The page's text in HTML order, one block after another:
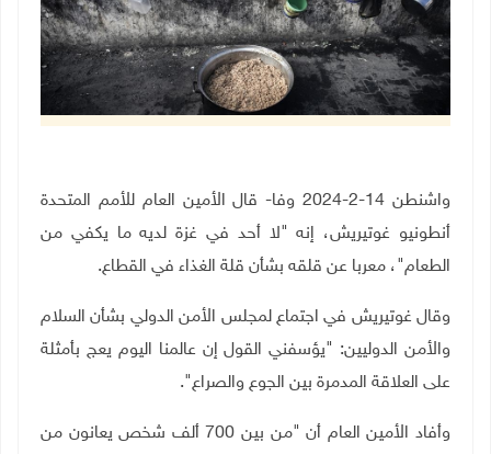
واشنطن 14-2-2024 وفا- قال الأمين العام للأمم المتحدة
أنطونيو غوتيريش، إنه "لا أحد في غزة لديه ما يكفي من
الطعام"، معربا عن قلقه بشأن قلة الغذاء في القطاع.
وقال غوتيريش في اجتماع لمجلس الأمن الدولي بشأن السلام
والأمن الدوليين: "يؤسفني القول إن عالمنا اليوم يعج بأمثلة
على العلاقة المدمرة بين الجوع والصراع".
وأفاد الأمين العام أن "من بين 700 ألف شخص يعانون من